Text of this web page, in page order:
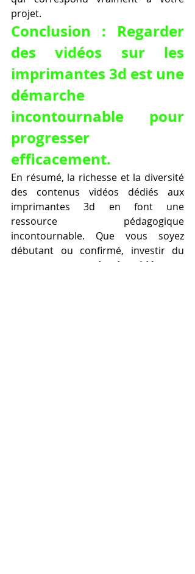
projet.
Conclusion : Regarder
des vidéos sur les
imprimantes 3d est une
démarche
incontournable pour
progresser
efficacement.
En résumé, la richesse et la diversité
des contenus vidéos dédiés aux
imprimantes 3d en font une
ressource pédagogique
incontournable. Que vous soyez
débutant ou confirmé, investir du
regarder des vidéos sur